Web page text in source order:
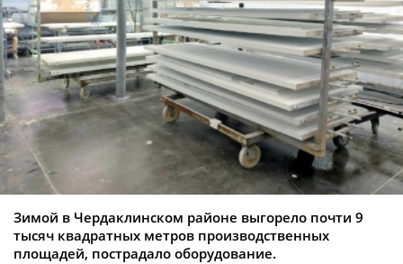
Зимой в Чердаклинском районе выгорело почти 9
тысяч квадратных метров производственных
площадей, пострадало оборудование.